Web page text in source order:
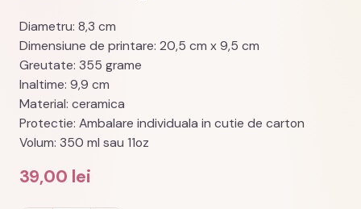
Diametru: 8,3 cm
Dimensiune de printare: 20,5 cm x 9,5 cm
Greutate: 355 grame
Inaltime: 9,9 cm
Material: ceramica
Protectie: Ambalare individuala in cutie de carton
Volum: 350 ml sau 11oz
39,00 lei